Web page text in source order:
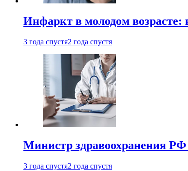
Инфаркт в молодом возрасте:
3 года спустя2 года спустя
Министр здравоохранения
3 года спустя2 года спустя